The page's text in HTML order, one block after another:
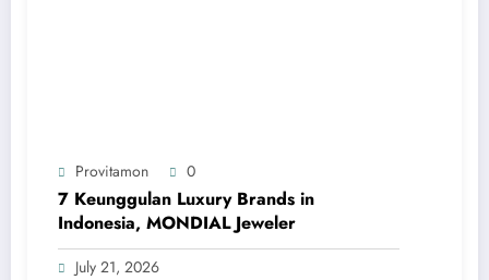
Provitamon 0
7 Keunggulan Luxury Brands in
Indonesia, MONDIAL Jeweler
July 21, 2026